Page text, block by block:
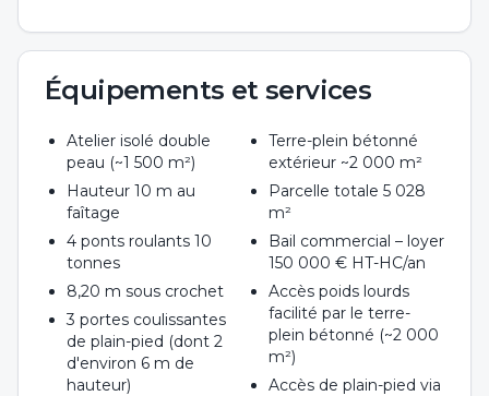
Équipements et services
Atelier isolé double
peau (~1 500 m²)
Hauteur 10 m au
faîtage
4 ponts roulants 10
tonnes
8,20 m sous crochet
3 portes coulissantes
de plain-pied (dont 2
d'environ 6 m de
hauteur)
Terre-plein bétonné
extérieur ~2 000 m²
Parcelle totale 5 028
m²
Bail commercial – loyer
150 000 € HT-HC/an
Accès poids lourds
facilité par le terre-
plein bétonné (~2 000
m²)
Accès de plain-pied via